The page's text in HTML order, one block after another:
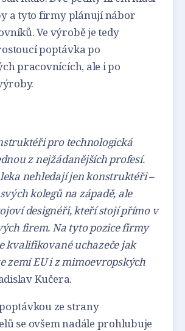
a tyto firmy plánují nábor
Ve výrobě je tedy
poptávka po
pracovnících, ale i po
pro technologická
z nejžádanějších profesí.
nehledají jen konstruktéři –
svých kolegů na západě, ale
designéři, kteří stojí přímo v
firem. Na tyto pozice firmy
kvalifikované uchazeče jak
zemí EU i z mimoevropských
Kučera.
ze strany
se ovšem nadále prohlubuje